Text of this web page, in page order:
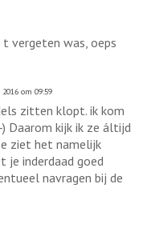
vergeten was, oeps
om 09:59
zitten klopt. ik kom
Daarom kijk ik ze áltijd
ziet het namelijk
je inderdaad goed
navragen bij de